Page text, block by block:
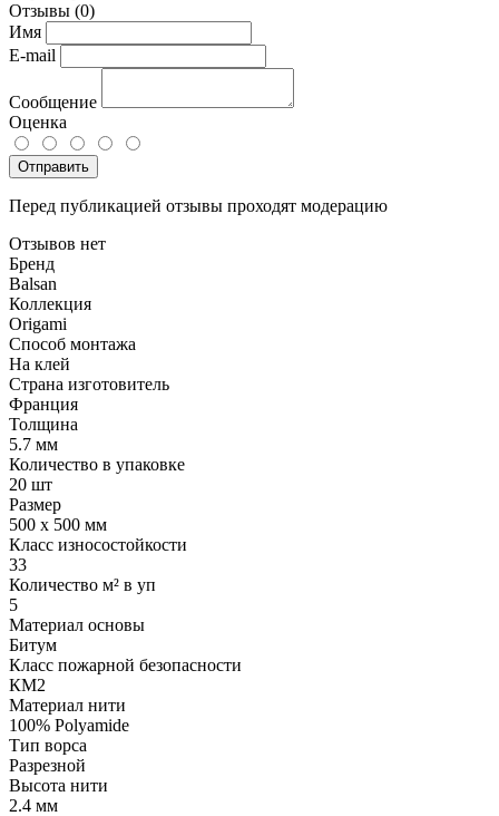
Отзывы (0)
Имя
E-mail
Сообщение
Оценка
Отправить
Перед публикацией отзывы проходят модерацию
Отзывов нет
Бренд
Balsan
Коллекция
Origami
Способ монтажа
На клей
Страна изготовитель
Франция
Толщина
5.7 мм
Количество в упаковке
20 шт
Размер
500 x 500 мм
Класс износостойкости
33
Количество м² в уп
5
Материал основы
Битум
Класс пожарной безопасности
КМ2
Материал нити
100% Polyamide
Тип ворса
Разрезной
Высота нити
2.4 мм